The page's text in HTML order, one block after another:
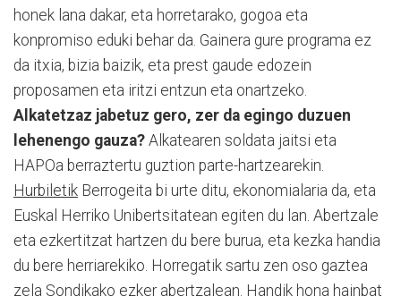
honek lana dakar, eta horretarako, gogoa eta
konpromiso eduki behar da. Gainera gure programa ez
da itxia, bizia baizik, eta prest gaude edozein
proposamen eta iritzi entzun eta onartzeko.
Alkatetzaz jabetuz gero, zer da egingo duzuen
lehenengo gauza? Alkatearen soldata jaitsi eta
HAPOa berraztertu guztion parte-hartzearekin.
Hurbiletik Berrogeita bi urte ditu, ekonomialaria da, eta
Euskal Herriko Unibertsitatean egiten du lan. Abertzale
eta ezkertitzat hartzen du bere burua, eta kezka handia
du bere herriarekiko. Horregatik sartu zen oso gaztea
zela Sondikako ezker abertzalean. Handik hona hainbat